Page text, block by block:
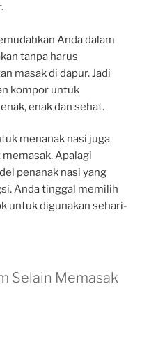
Anda dalam
tanpa harus
masak di dapur. Jadi
kompor untuk
enak dan sehat.
menanak nasi juga
Apalagi
penanak nasi yang
Anda tinggal memilih
untuk digunakan sehari-
Selain Memasak